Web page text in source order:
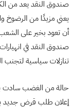
صندوق النقد يعد من
يعني مزيدًا من الرضوخ
أن تعود بخير على
صندوق النقد في
تنازلات سياسية لتجنب
حالة من الغضب سادت
إعلان طلب قرض جديد